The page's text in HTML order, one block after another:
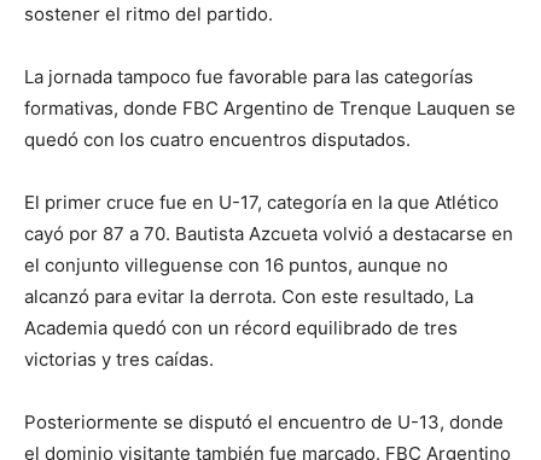
sostener el ritmo del partido.
La jornada tampoco fue favorable para las categorías
formativas, donde FBC Argentino de Trenque Lauquen se
quedó con los cuatro encuentros disputados.
El primer cruce fue en U-17, categoría en la que Atlético
cayó por 87 a 70. Bautista Azcueta volvió a destacarse en
el conjunto villeguense con 16 puntos, aunque no
alcanzó para evitar la derrota. Con este resultado, La
Academia quedó con un récord equilibrado de tres
victorias y tres caídas.
Posteriormente se disputó el encuentro de U-13, donde
el dominio visitante también fue marcado. FBC Argentino